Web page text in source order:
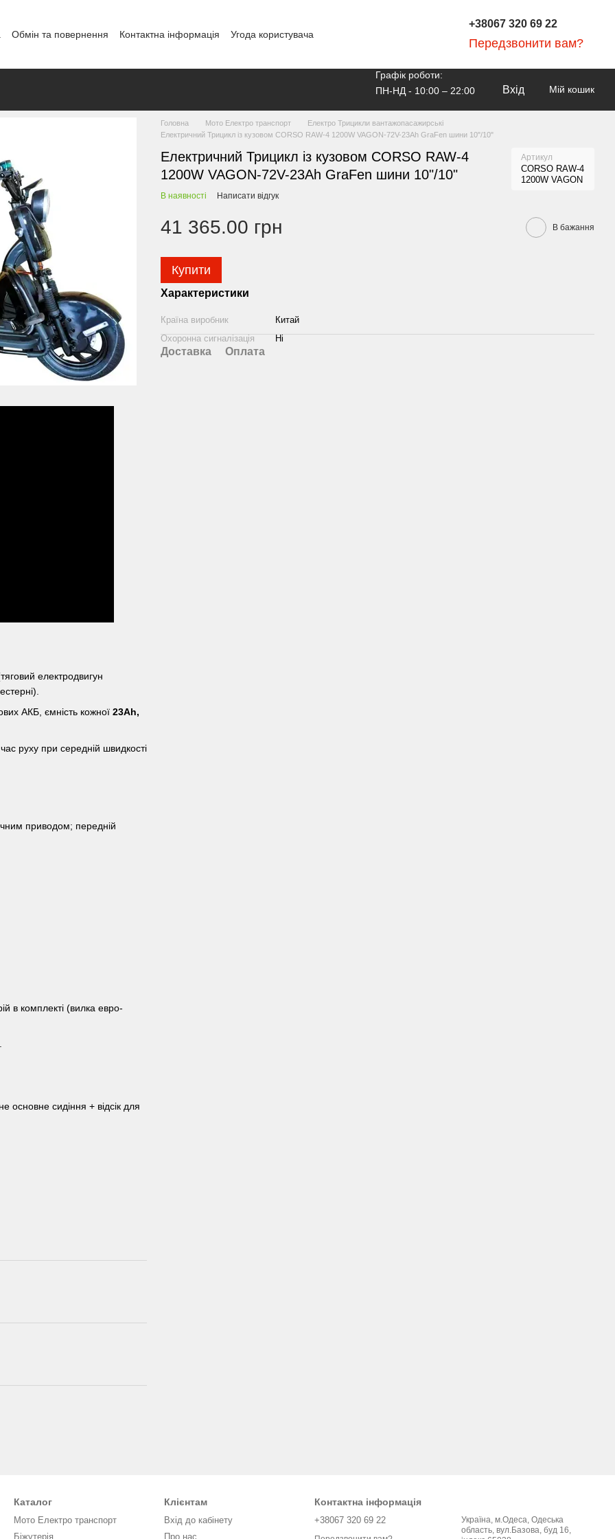
Обмін та повернення Контактна інформація
Угода користувача
+38067 320 69 22
Передзвонити вам?
Графік роботи:
ПН-НД - 10:00 – 22:00
Вхід Мій кошик
електродвигун
АКБ, ємність кожної 23Аh,
руху при середній швидкості
приводом; передній
в комплекті (вилка евро-
основне сидіння + відсік для
Головна Мото Електро транспорт
Електро Трицикли вантажопасажирські
Електричний Трицикл із кузовом CORSO RAW-4 1200W VAGON-72V-23Ah GraFen шини 10"/10"
Електричний Трицикл із кузовом CORSO RAW-4
1200W VAGON-72V-23Ah GraFen шини 10"/10"
Артикул
CORSO RAW-4
1200W VAGON
В наявності Написати відгук
41 365.00 грн В бажання
Купити
Характеристики
Країна виробник
Китай
Охоронна сигналізація
Ні
Доставка Оплата
Каталог
Мото Електро транспорт
Біжутерія
Клієнтам
Вхід до кабінету
Про нас
Контактна інформація
+38067 320 69 22
Україна, м.Одеса, Одеська
область, вул.Базова, буд 16,